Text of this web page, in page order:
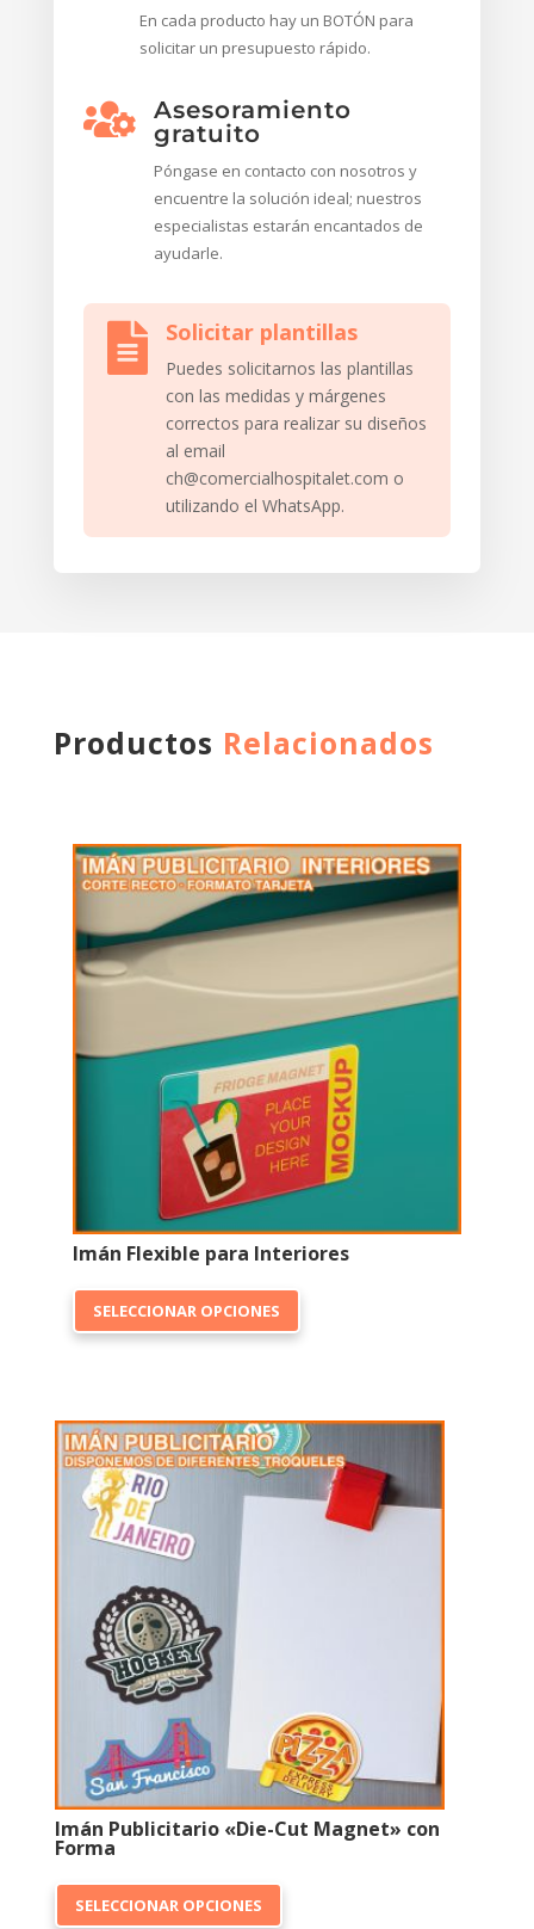
En cada producto hay un BOTÓN para
solicitar un presupuesto rápido.

Asesoramiento
gratuito
Póngase en contacto con nosotros y
encuentre la solución ideal; nuestros
especialistas estarán encantados de
ayudarle.
 Solicitar plantillas
Puedes solicitarnos las plantillas
con las medidas y márgenes
correctos para realizar su diseños
al email
ch@comercialhospitalet.com o
utilizando el WhatsApp.
Productos Relacionados
Imán Flexible para Interiores
SELECCIONAR OPCIONES
Las
opciones
se
pueden
producto
Imán Publicitario «Die-Cut Magnet» con
Forma
SELECCIONAR OPCIONES